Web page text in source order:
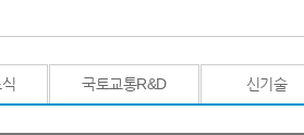
국토교통R&D 신기술